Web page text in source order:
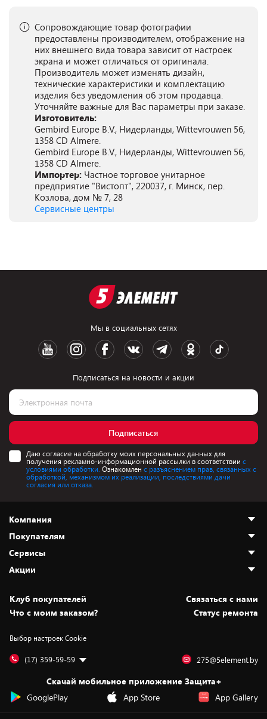
Сопровождающие товар фотографии
предоставлены производителем, отображение на
них внешнего вида товара зависит от настроек
экрана и может отличаться от оригинала.
Производитель может изменять дизайн,
технические характеристики и комплектацию
изделия без уведомления об этом продавца.
Уточняйте важные для Вас параметры при заказе.
Изготовитель:
Gembird Europe B.V., Нидерланды, Wittevrouwen 56,
1358 CD Almere.
Gembird Europe B.V., Нидерланды, Wittevrouwen 56,
1358 CD Almere.
Импортер: Частное торговое унитарное
предприятие "Вистопт", 220037, г. Минск, пер.
Козлова, дом № 7, 28
Сервисные центры
Мы в социальных сетях
Подписаться на новости и акции
Подписаться
Даю согласие на обработку моих персональных данных для
получения рекламно-информационной рассылки в соответствии с
условиями обработки. Ознакомлен с разъяснением прав, связанных с
обработкой, механизмом их реализации, последствиями дачи
согласия или отказа.
Компания
О нас
Адреса магазинов
Новости
Статьи и обзоры
Вакансии
Дай пять добру!
Покупателям
Как сделать заказ
Оплата и доставка
Безналичный расчёт
Обмен и возврат товара
Обработка персональных данных
Подарочные карты
Сервисы
Установка техники
Для игровых консолей
Для мобильных устройств
Для компьютеров
Сервисные центры
Акции
Скидки и промокоды
Белорусские товары
Бонусы
Оплата частями
Новинки
Клуб покупателей
Cвязаться с нами
Что с моим заказом?
Статус ремонта
Выбор настроек Cookie
(17) 359-59-59 275@5element.by
Скачай мобильное приложение Защита+
GooglePlay
App Store App Gallery